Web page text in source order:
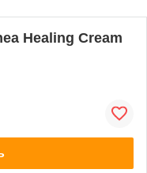
Healing Cream